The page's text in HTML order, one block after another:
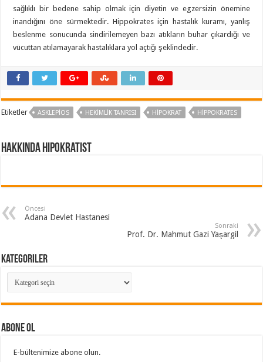
sağlıklı bir bedene sahip olmak için diyetin ve egzersizin önemine
inandığını öne sürmektedir. Hippokrates için hastalık kuramı, yanlış
beslenme sonucunda sindirilemeyen bazı atıkların buhar çıkardığı ve
vücuttan atılamayarak hastalıklara yol açtığı şeklindedir.
Etiketler ASKLEPIOS HEKIMLIK TANRISI HIPOKRAT HIPPOKRATES
Hakkında hipokratist
Öncesi
Adana Devlet Hastanesi
Sonraki
Prof. Dr. Mahmut Gazi Yaşargil
Kategoriler
Kategoriler
ABONE OL
E-bültenimize abone olun.